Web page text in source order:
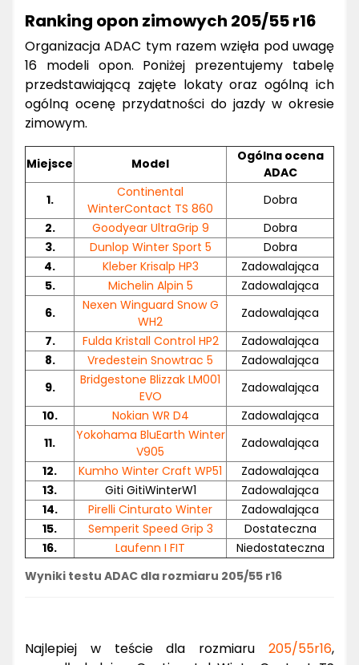
Ranking opon zimowych 205/55 r16
Organizacja ADAC tym razem wzięła pod uwagę
16 modeli opon. Poniżej prezentujemy tabelę
przedstawiającą zajęte lokaty oraz ogólną ich
ogólną ocenę przydatności do jazdy w okresie
zimowym.
Wyniki testu ADAC dla rozmiaru 205/55 r16
Miejsce Model
Ogólna ocena
ADAC
1.
Continental
WinterContact TS 860
Dobra
2.
Goodyear UltraGrip 9
Dobra
3.
Dunlop Winter Sport 5
Dobra
4.
Kleber Krisalp HP3
Zadowalająca
5.
Michelin Alpin 5
Zadowalająca
6.
Nexen Winguard Snow G
WH2
Zadowalająca
7.
Fulda Kristall Control HP2
Zadowalająca
8.
Vredestein Snowtrac 5
Zadowalająca
9.
Bridgestone Blizzak LM001
EVO
Zadowalająca
10.
Nokian WR D4
Zadowalająca
11.
Yokohama BluEarth Winter
V905
Zadowalająca
12.
Kumho Winter Craft WP51
Zadowalająca
13.
Giti GitiWinterW1
Zadowalająca
14.
Pirelli Cinturato Winter
Zadowalająca
15.
Semperit Speed Grip 3
Dostateczna
16.
Laufenn I FIT Niedostateczna
Najlepiej w teście dla rozmiaru 205/55r16,